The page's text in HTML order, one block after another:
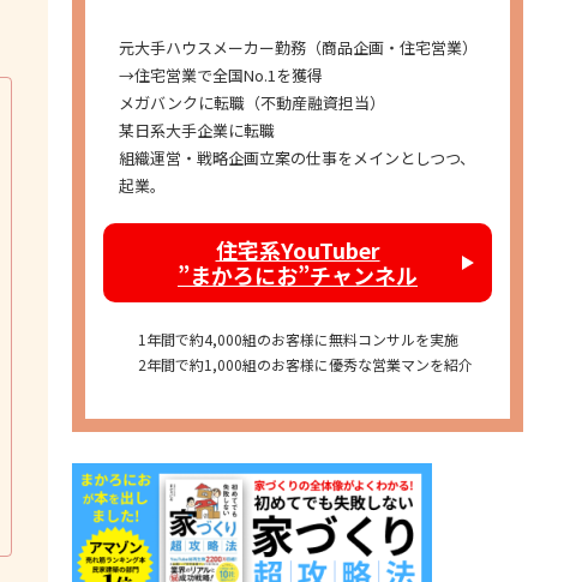
元大手ハウスメーカー勤務（商品企画・住宅営業）
→住宅営業で全国No.1を獲得
メガバンクに転職（不動産融資担当）
某日系大手企業に転職
組織運営・戦略企画立案の仕事をメインとしつつ、
起業。
住宅系YouTuber
”まかろにお”チャンネル
1年間で約4,000組のお客様に無料コンサルを実施
2年間で約1,000組のお客様に優秀な営業マンを紹介